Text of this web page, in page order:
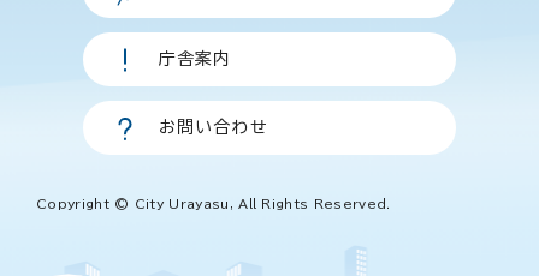
庁舎案内
お問い合わせ
Copyright © City Urayasu, All Rights Reserved.